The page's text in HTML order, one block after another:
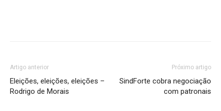
Artigo anterior
Eleições, eleições, eleições –
Rodrigo de Morais
Próximo artigo
SindForte cobra negociação
com patronais